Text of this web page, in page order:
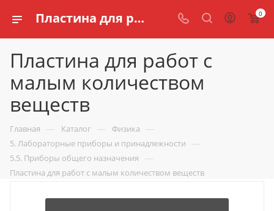
Пластина для работ с малым количеством веществ купить для кабинета физики по доступной цене в интернет магазине schools.ru 0
Пластина для работ с
малым количеством
веществ
Главная — Каталог — Физика —
5. Лабораторные приборы и принадлежности —
5.5. Приборы общего назначения —
Пластина для работ с малым количеством веществ